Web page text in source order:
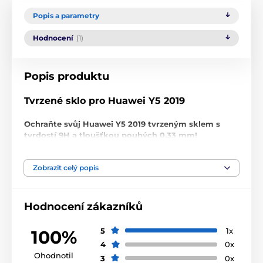
Popis a parametry
Hodnocení (1)
Popis produktu
Tvrzené sklo pro Huawei Y5 2019
Ochraňte svůj Huawei Y5 2019 tvrzeným sklem s
tvrdostí 9H a tloušťkou pouhých 0,33 mm!
tvrzené sklo pro Huawei Y5 2019
je prvotřídní kvality.
Nejenže s tvrdostí 9Hdokonale ochránídisplej
rozbitím
, poskytuje zároveň i
obrazu,zachovává citlivost doteků
Žádné otisky prstů
Zobrazit celý popis
Hodnocení zákazníků
100%
Ohodnotil
5
1x
4
0x
3
0x